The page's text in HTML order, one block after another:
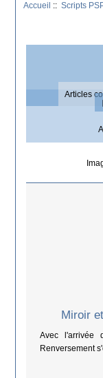
Accueil ::Scripts
Miroir
Avec l'arrivée
Renversement